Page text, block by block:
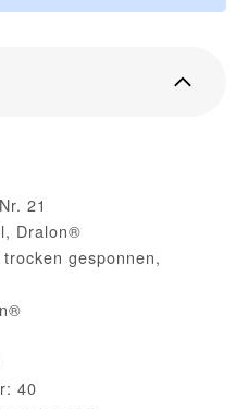
21
Dralon®
gesponnen,
40